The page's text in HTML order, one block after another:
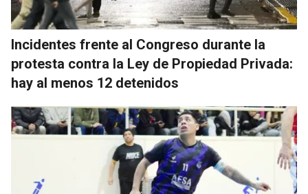
Incidentes frente al Congreso durante la
protesta contra la Ley de Propiedad Privada:
hay al menos 12 detenidos